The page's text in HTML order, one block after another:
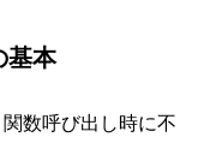
基本
数呼び出し時に不